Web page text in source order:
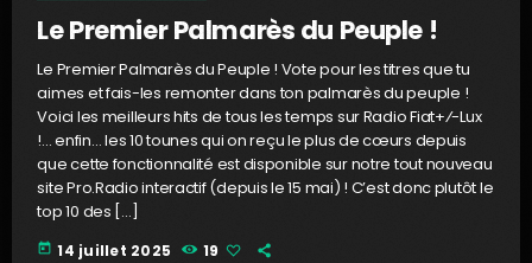
Le Premier Palmarès du Peuple !
Le Premier Palmarès du Peuple ! Vote pour les titres que tu
aimes et fais-les remonter dans ton palmarès du peuple !
Voici les meilleurs hits de tous les temps sur Radio Fiat+⁄-Lux
!... enfin… les 10 tounes qui on reçu le plus de cœurs depuis
que cette fonctionnalité est disponible sur notre tout nouveau
site Pro.Radio interactif (depuis le 15 mai) ! C’est donc plutôt le
top 10 des […]
today 14 juillet 2025 19